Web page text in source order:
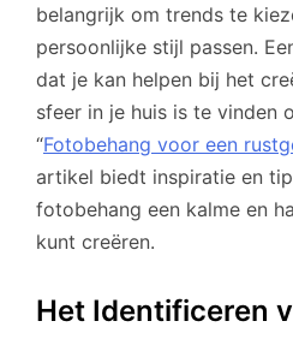
belangrijk om trends te
persoonlijke stijl passen.
dat je kan helpen bij het
sfeer in je huis is te vinden
“Fotobehang voor een
artikel biedt inspiratie en
fotobehang een kalme en
kunt creëren.
Het Identificeren